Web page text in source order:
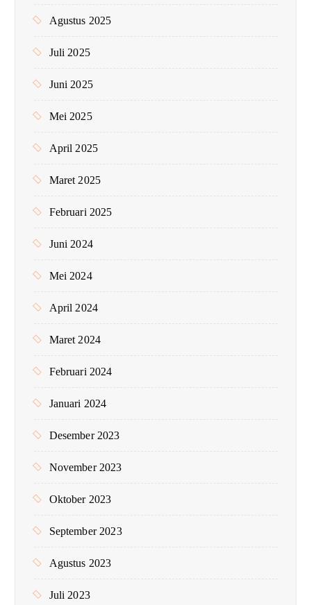
Agustus 2025
Juli 2025
Juni 2025
Mei 2025
April 2025
Maret 2025
Februari 2025
Juni 2024
Mei 2024
April 2024
Maret 2024
Februari 2024
Januari 2024
Desember 2023
November 2023
Oktober 2023
September 2023
Agustus 2023
Juli 2023